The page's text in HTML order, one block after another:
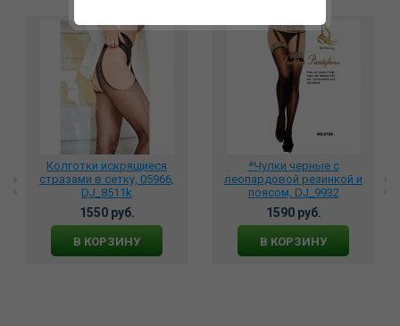
Колготки искрящиеся
стразами в сетку, 05966,
DJ_8511k
1550 руб.
В КОРЗИНУ
*Чулки черные с
леопардовой резинкой и
поясом, DJ_9932
1590 руб.
В КОРЗИНУ